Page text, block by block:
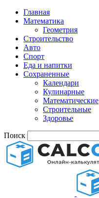
Главная
Математика
Геометрия
Строительство
Авто
Спорт
Еда и напитки
Сохраненные
Календари
Кулинарные
Математические
Строительные
Здоровье
Поиск